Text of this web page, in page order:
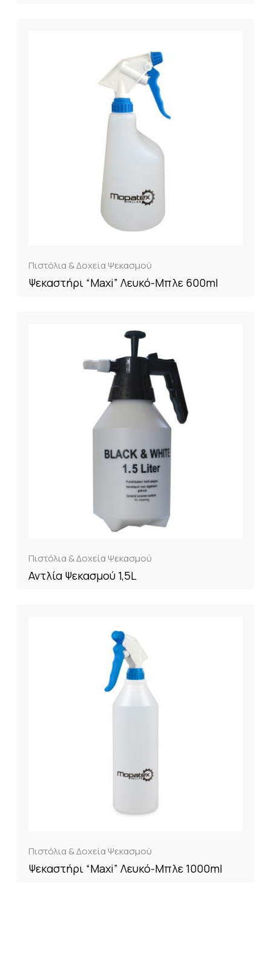
Πιστόλια & Δοχεία Ψεκασμού
Ψεκαστήρι “Maxi” Λευκό-Μπλε 600ml
Πιστόλια & Δοχεία Ψεκασμού
Αντλία Ψεκασμού 1,5L
Πιστόλια & Δοχεία Ψεκασμού
Ψεκαστήρι “Maxi” Λευκό-Μπλε 1000ml